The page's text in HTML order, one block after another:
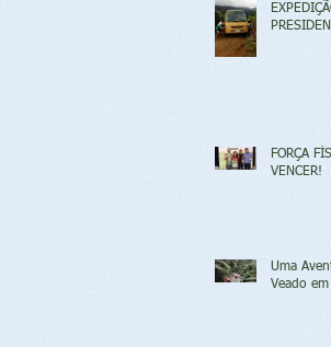
FORÇA
VENCER!
Uma
Veado